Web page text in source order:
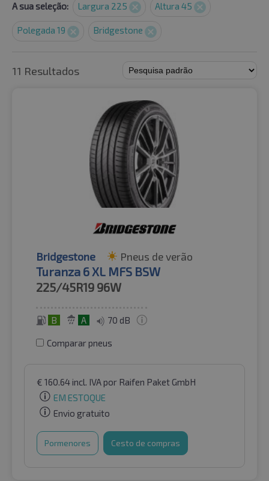
A sua seleção: Largura 225 Altura 45
Polegada 19 Bridgestone
11 Resultados
Bridgestone Pneus de verão
Turanza 6 XL MFS BSW
225/45R19 96W
B A 70 dB
Comparar pneus
€ 160.64incl. IVApor Raifen Paket GmbH
EM ESTOQUE
Envio gratuito
Pormenores Cesto de compras